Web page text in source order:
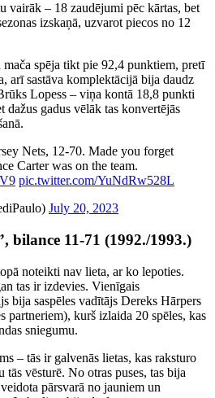
vairāk – 18 zaudējumi pēc kārtas, bet
izskaņā, uzvarot piecos no 12
spēja tikt pie 92,4 punktiem, pretī
arī sastāva komplektācijā bija daudz
Lopess – viņa kontā 18,8 punkti
dažus gadus vēlāk tas konvertējās
Nets, 12-70. Made you forget
Carter was on the team.
pic.twitter.com/YuNdRw528L
July 20, 2023
bilance 11-71 (1992./1993.)
noteikti nav lieta, ar ko lepoties.
tas ir izdevies. Vienīgais
bija saspēles vadītājs Dereks Hārpers
partneriem), kurš izlaida 20 spēles, kas
sniegumu.
– tās ir galvenās lietas, kas raksturo
vēsturē. No otras puses, tas bija
pārsvarā no jauniem un